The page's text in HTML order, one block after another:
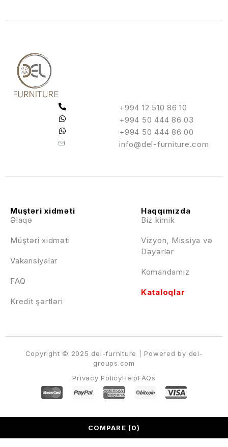
+994 12 510 86 10
+994 50 444 86 03
+994 50 444 86 00
info@del-furniture.com
Haqqımızda
Biz kimik
Vizyon, Missiya və
Dəyərlər
Komandamız
Kataloqlar
Muştəri xidməti
Əlaqə
Müştəri xidməti
Vakansiyalar
FAQ
Kredit şərtləri
Privacy PolicyHelpFAQs
Copyright © 2025 del-furniture | Powered by del-
groups.com
COMPARE (0)